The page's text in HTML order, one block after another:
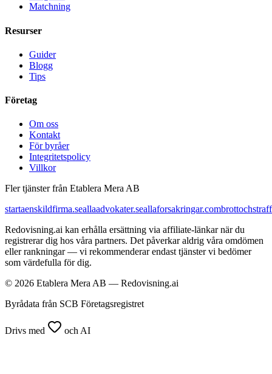
Matchning
Resurser
Guider
Blogg
Tips
Företag
Om oss
Kontakt
För byråer
Integritetspolicy
Villkor
Fler tjänster från Etablera Mera AB
startaenskildfirma.seallaadvokater.seallaforsakringar.com
Redovisning.ai kan erhålla ersättning via affiliate-länkar när du
registrerar dig hos våra partners. Det påverkar aldrig våra omdömen
eller rankningar — vi rekommenderar endast tjänster vi bedömer
som värdefulla för dig.
© 2026 Etablera Mera AB — Redovisning.ai
Byrådata från SCB Företagsregistret
Drivs med och AI